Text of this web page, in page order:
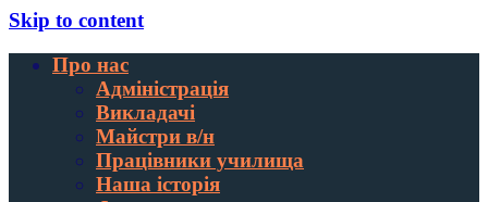
Skip to content
Про нас
Адміністрація
Викладачі
Майстри в/н
Працівники училища
Наша історія